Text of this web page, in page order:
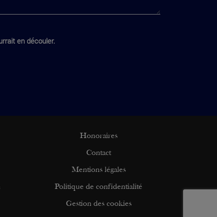
en découler.
Honoraires
Contact
Mentions légales
Politique de confidentialité
Gestion des cookies